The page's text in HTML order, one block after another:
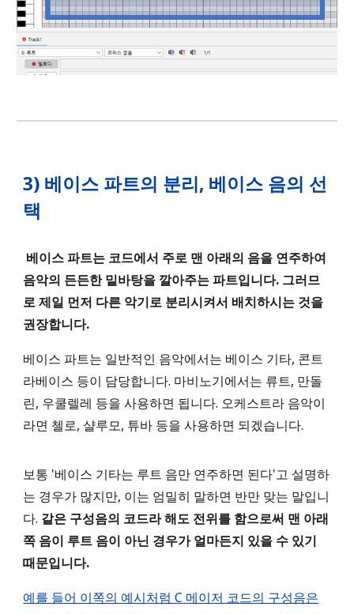
3) 베이스 파트의 분리, 베이스 음의 선
택
베이스 파트는 코드에서 주로 맨 아래의 음을 연주하여
음악의 든든한 밑바탕을 깔아주는 파트입니다. 그러므
로 제일 먼저 다른 악기로 분리시켜서 배치하시는 것을
권장합니다.
베이스 파트는 일반적인 음악에서는 베이스 기타, 콘트
라베이스 등이 담당합니다. 마비노기에서는 류트, 만돌
린, 우쿨렐레 등을 사용하면 됩니다. 오케스트라 음악이
라면 첼로, 샬루모, 튜바 등을 사용하면 되겠습니다.
보통 '베이스 기타는 루트 음만 연주하면 된다'고 설명하
는 경우가 많지만, 이는 엄밀히 말하면 반만 맞는 말입니
다. 같은 구성음의 코드라 해도 전위를 함으로써 맨 아래
쪽 음이 루트 음이 아닌 경우가 얼마든지 있을 수 있기
때문입니다.
예를 들어 이쪽의 예시처럼 C 메이저 코드의 구성음은